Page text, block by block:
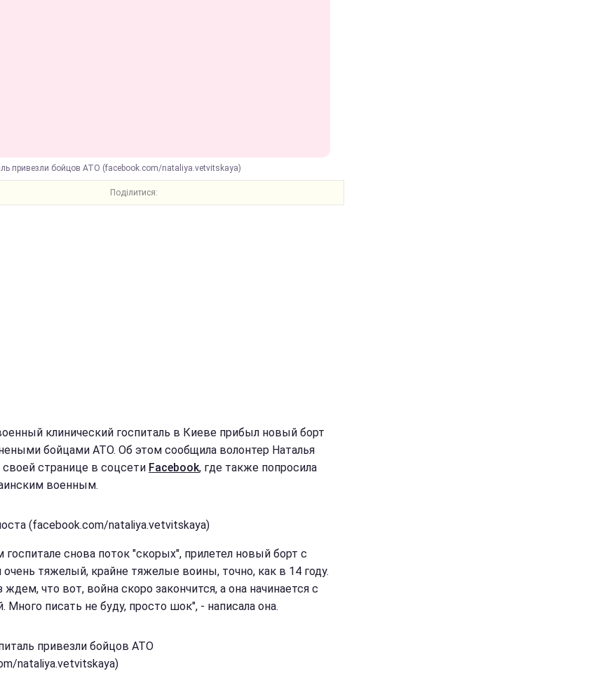
привезли бойцов АТО (facebook.com/nataliya.vetvitskaya)
Поділитися:
клинический госпиталь в Киеве прибыл новый борт
бойцами АТО. Об этом сообщила волонтер Наталья
странице в соцсети Facebook, где также попросила
военным.
(facebook.com/nataliya.vetvitskaya)
госпитале снова поток "скорых", прилетел новый борт с
тяжелый, крайне тяжелые воины, точно, как в 14 году.
что вот, война скоро закончится, а она начинается с
Много писать не буду, просто шок", - написала она.
привезли бойцов АТО
nataliya.vetvitskaya)